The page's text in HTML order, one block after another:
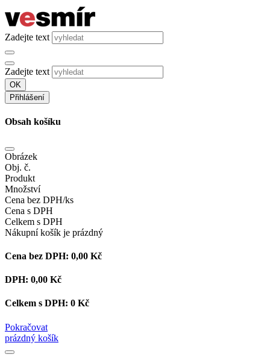
Zadejte text
Zadejte text
OK
Přihlášení
Obsah košíku
Obrázek
Obj. č.
Produkt
Množství
Cena bez DPH/ks
Cena s DPH
Celkem s DPH
Nákupní košík je prázdný
Cena bez DPH: 0,00 Kč
DPH: 0,00 Kč
Celkem s DPH: 0 Kč
Pokračovat
prázdný košík